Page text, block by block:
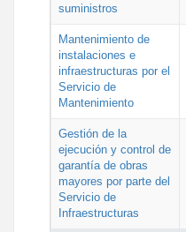
suministros
Mantenimiento de
instalaciones e
infraestructuras por el
Servicio de
Mantenimiento
Gestión de la
ejecución y control de
garantía de obras
mayores por parte del
Servicio de
Infraestructuras